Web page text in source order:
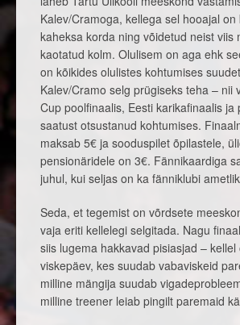
Kalev/Cramoga, kellega sel hooajal on
kaheksa korda ning võidetud neist viis
kaotatud kolm. Olulisem on aga ehk
on kõikides olulistes kohtumises
Kalev/Cramo selg prügiseks teha – nii
Cup poolfinaalis, Eesti karikafinaalis ja
saatust otsustanud kohtumises.
maksab 5€ ja sooduspilet õpilastele,
pensionäridele on 3€. Fännikaardiga
juhul, kui seljas on ka fänniklubi
Seda, et tegemist on võrdsete
vaja eriti kellelegi selgitada. Nagu
siis lugema hakkavad pisiasjad – kellel
viskepäev, kes suudab vabaviskeid
milline mängija suudab
milline treener leiab pingilt paremaid